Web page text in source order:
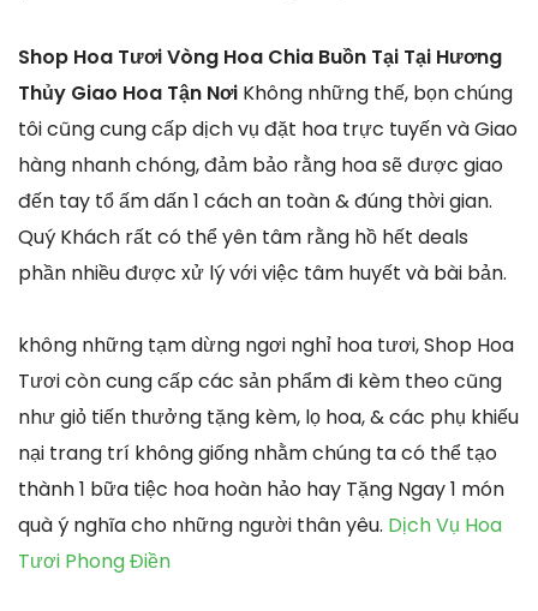
Shop Hoa Tươi Vòng Hoa Chia Buồn Tại Tại Hương
Thủy Giao Hoa Tận Nơi Không những thế, bọn chúng
tôi cũng cung cấp dịch vụ đặt hoa trực tuyến và Giao
hàng nhanh chóng, đảm bảo rằng hoa sẽ được giao
đến tay tổ ấm dấn 1 cách an toàn & đúng thời gian.
Quý Khách rất có thể yên tâm rằng hồ hết deals
phần nhiều được xử lý với việc tâm huyết và bài bản.
không những tạm dừng ngơi nghỉ hoa tươi, Shop Hoa
Tươi còn cung cấp các sản phẩm đi kèm theo cũng
như giỏ tiến thưởng tặng kèm, lọ hoa, & các phụ khiếu
nại trang trí không giống nhằm chúng ta có thể tạo
thành 1 bữa tiệc hoa hoàn hảo hay Tặng Ngay 1 món
quà ý nghĩa cho những người thân yêu. Dịch Vụ Hoa
Tươi Phong Điền